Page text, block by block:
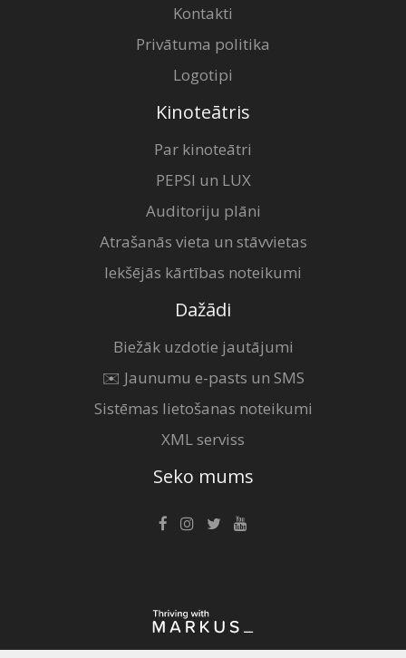
Kontakti
Privātuma politika
Logotipi
Kinoteātris
Par kinoteātri
PEPSI un LUX
Auditoriju plāni
Atrašanās vieta un stāvvietas
Iekšējās kārtības noteikumi
Dažādi
Biežāk uzdotie jautājumi
✉️ Jaunumu e-pasts un SMS
Sistēmas lietošanas noteikumi
XML serviss
Seko mums